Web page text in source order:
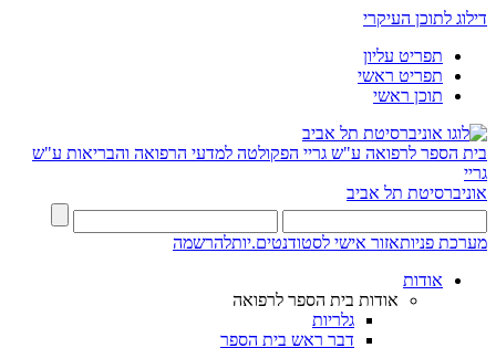
דילוג לתוכן העיקרי
תפריט עליון
תפריט ראשי
תוכן ראשי
בית הספר לרפואה ע"ש גריי הפקולטה למדעי הרפואה והבריאות ע"ש
גריי
אוניברסיטת תל אביב
מערכת פניותאזור אישי לסטודנטים.יותלהרשמה
אודות
אודות בית הספר לרפואה
גלריות
דבר ראש בית הספר